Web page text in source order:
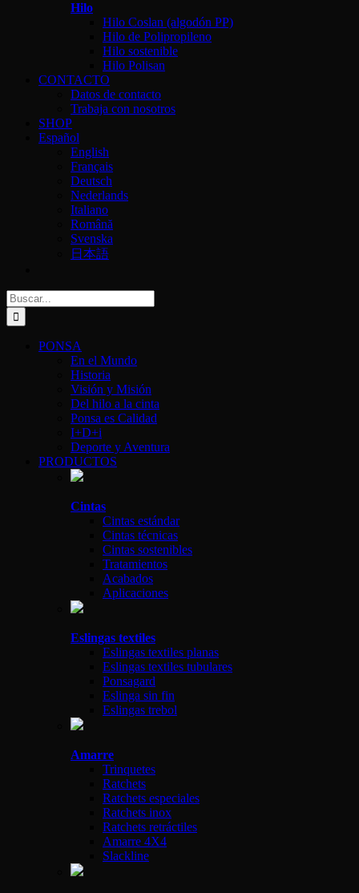
Hilo
Hilo Coslan (algodón PP)
Hilo de Polipropileno
Hilo sostenible
Hilo Polisan
CONTACTO
Datos de contacto
Trabaja con nosotros
SHOP
Español
English
Français
Deutsch
Nederlands
Italiano
Română
Svenska
日本語
Buscar:
PONSA
En el Mundo
Historia
Visión y Misión
Del hilo a la cinta
Ponsa es Calidad
I+D+i
Deporte y Aventura
PRODUCTOS
Cintas
Cintas estándar
Cintas técnicas
Cintas sostenibles
Tratamientos
Acabados
Aplicaciones
Eslingas textiles
Eslingas textiles planas
Eslingas textiles tubulares
Ponsagard
Eslinga sin fin
Eslingas trebol
Amarre
Trinquetes
Ratchets
Ratchets especiales
Ratchets inox
Ratchets retráctiles
Amarre 4X4
Slackline